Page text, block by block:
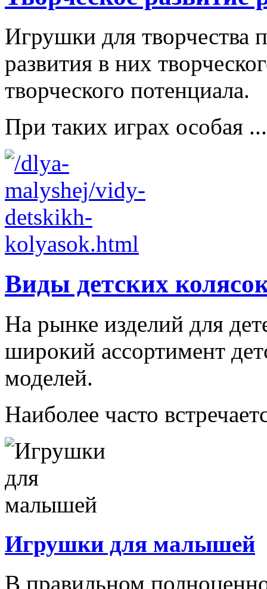
Игрушки для творчества
развития в них
творческого потенциала.
При таких играх особая ...
Виды детских
На рынке изделий для
широкий ассортимент
моделей.
Наиболее часто
Игрушки для малышей
В правильном